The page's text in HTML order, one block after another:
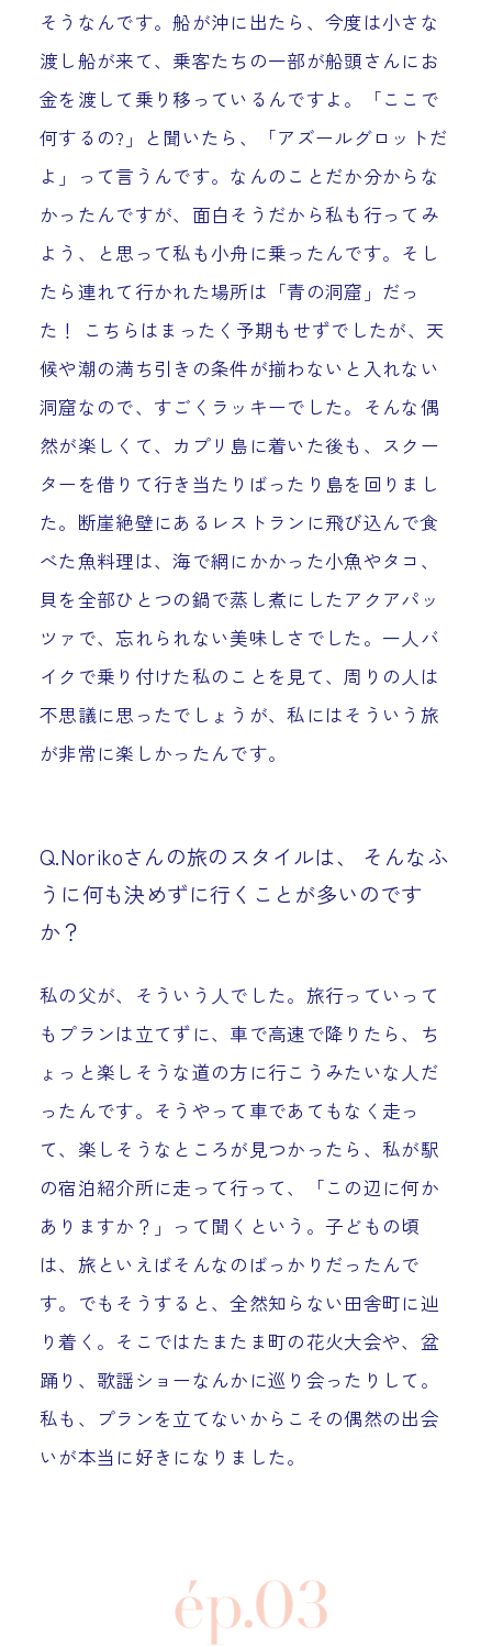
そうなんです。船が沖に出たら、今度は小さな
渡し船が来て、乗客たちの一部が船頭さんにお
金を渡して乗り移っているんですよ。「ここで
何するの?」と聞いたら、「アズールグロットだ
よ」って言うんです。なんのことだか分からな
かったんですが、面白そうだから私も行ってみ
よう、と思って私も小舟に乗ったんです。そし
たら連れて行かれた場所は「青の洞窟」だっ
た！ こちらはまったく予期もせずでしたが、天
候や潮の満ち引きの条件が揃わないと入れない
洞窟なので、すごくラッキーでした。そんな偶
然が楽しくて、カプリ島に着いた後も、スクー
ターを借りて行き当たりばったり島を回りまし
た。断崖絶壁にあるレストランに飛び込んで食
べた魚料理は、海で網にかかった小魚やタコ、
貝を全部ひとつの鍋で蒸し煮にしたアクアパッ
ツァで、忘れられない美味しさでした。一人バ
イクで乗り付けた私のことを見て、周りの人は
不思議に思ったでしょうが、私にはそういう旅
が非常に楽しかったんです。
Q.Norikoさんの旅のスタイルは、 そんなふ
うに何も決めずに行くことが多いのです
か？
私の父が、そういう人でした。旅行っていって
もプランは立てずに、車で高速で降りたら、ち
ょっと楽しそうな道の方に行こうみたいな人だ
ったんです。そうやって車であてもなく走っ
て、楽しそうなところが見つかったら、私が駅
の宿泊紹介所に走って行って、「この辺に何か
ありますか？」って聞くという。子どもの頃
は、旅といえばそんなのばっかりだったんで
す。でもそうすると、全然知らない田舎町に辿
り着く。そこではたまたま町の花火大会や、盆
踊り、歌謡ショーなんかに巡り会ったりして。
私も、プランを立てないからこその偶然の出会
いが本当に好きになりました。